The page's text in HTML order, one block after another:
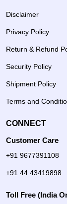
Disclaimer
Privacy Policy
Return & Refund
Security Policy
Shipment Policy
Terms and
CONNECT
Customer Care
+91 9677391108
+91 44 43419898
Toll Free (India